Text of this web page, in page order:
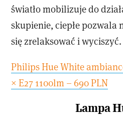
światło mobilizuje do
skupienie, ciepłe pozwala
się zrelaksować i wyciszyć.
Philips Hue White
× E27 1100lm – 690 PLN
Lampa